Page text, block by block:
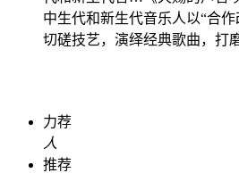
中生代和新生代音乐人以“合
切磋技艺，演绎经典歌曲，打
力荐
人
推荐